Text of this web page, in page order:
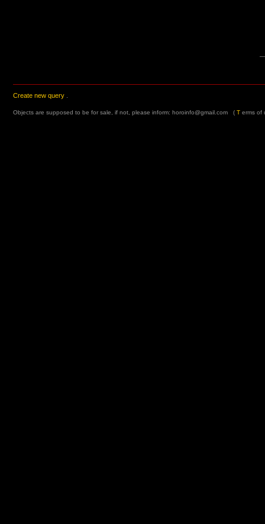
Create new query
Objects are supposed to be for sale, if not, please inform: horoinfo@gmail.com ( T erms of